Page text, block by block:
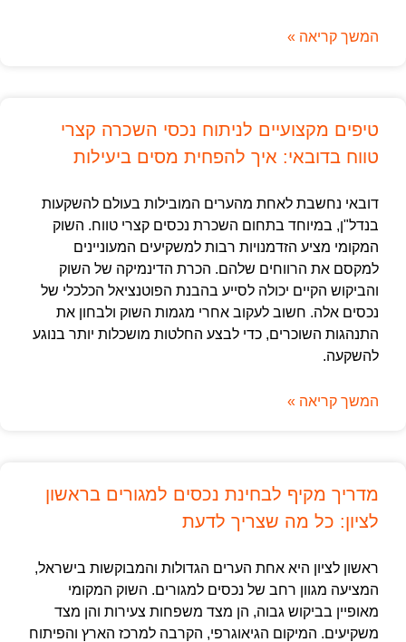
המשך קריאה »
טיפים מקצועיים לניתוח נכסי השכרה קצרי
טווח בדובאי: איך להפחית מסים ביעילות
דובאי נחשבת לאחת מהערים המובילות בעולם להשקעות
בנדל"ן, במיוחד בתחום השכרת נכסים קצרי טווח. השוק
המקומי מציע הזדמנויות רבות למשקיעים המעוניינים
למקסם את הרווחים שלהם. הכרת הדינמיקה של השוק
והביקוש הקיים יכולה לסייע בהבנת הפוטנציאל הכלכלי של
נכסים אלה. חשוב לעקוב אחרי מגמות השוק ולבחון את
התנהגות השוכרים, כדי לבצע החלטות מושכלות יותר בנוגע
להשקעה.
המשך קריאה »
מדריך מקיף לבחינת נכסים למגורים בראשון
לציון: כל מה שצריך לדעת
ראשון לציון היא אחת הערים הגדולות והמבוקשות בישראל,
המציעה מגוון רחב של נכסים למגורים. השוק המקומי
מאופיין בביקוש גבוה, הן מצד משפחות צעירות והן מצד
משקיעים. המיקום הגיאוגרפי, הקרבה למרכז הארץ והפיתוח